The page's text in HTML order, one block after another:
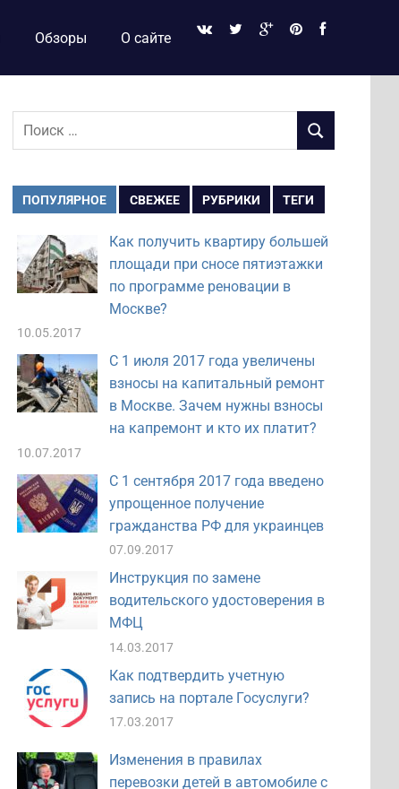
Обзоры О сайте
Поиск
ПОИСК
ПОПУЛЯРНОЕ СВЕЖЕЕ РУБРИКИ ТЕГИ
Как получить квартиру большей
площади при сносе пятиэтажки
по программе реновации в
Москве?
10.05.2017
С 1 июля 2017 года увеличены
взносы на капитальный ремонт
в Москве. Зачем нужны взносы
на капремонт и кто их платит?
10.07.2017
С 1 сентября 2017 года введено
упрощенное получение
гражданства РФ для украинцев
07.09.2017
Инструкция по замене
водительского удостоверения в
МФЦ
14.03.2017
Как подтвердить учетную
запись на портале Госуслуги?
17.03.2017
Изменения в правилах
перевозки детей в автомобиле с